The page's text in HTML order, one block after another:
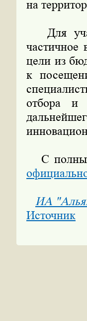
на
Для
частичное
цели из
к
отбора и
С полным
ИА
Источник